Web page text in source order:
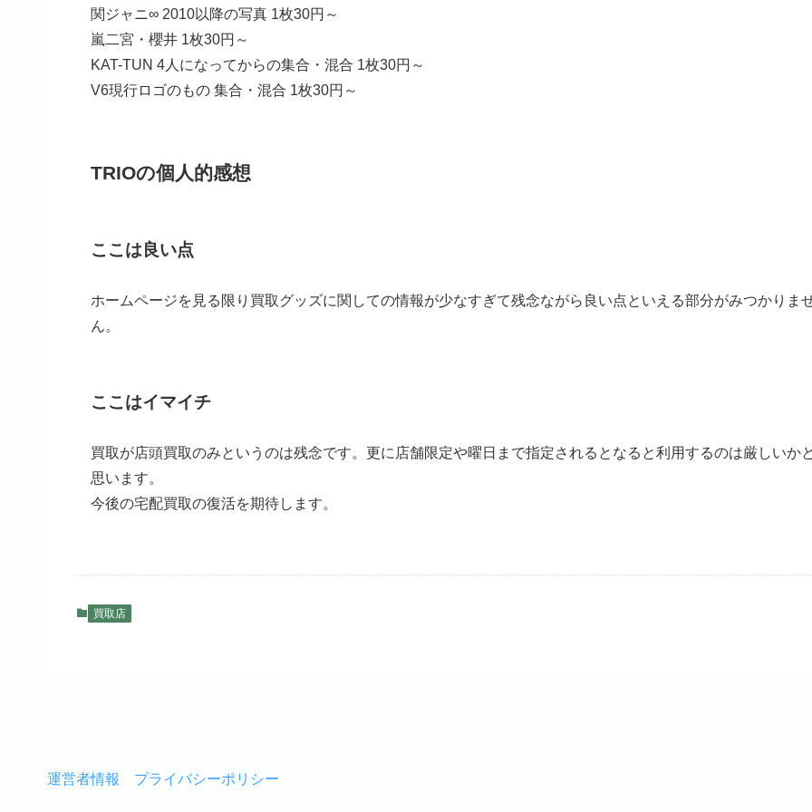
関ジャニ∞ 2010以降の写真 1枚30円～
嵐二宮・櫻井 1枚30円～
KAT-TUN 4人になってからの集合・混合 1枚30円～
V6現行ロゴのもの 集合・混合 1枚30円～
TRIOの個人的感想
ここは良い点
ホームページを見る限り買取グッズに関しての情報が少なすぎて残念ながら良い点といえる部分がみつかりま
ん。
ここはイマイチ
買取が店頭買取のみというのは残念です。更に店舗限定や曜日まで指定されるとなると利用するのは厳しいか
思います。
今後の宅配買取の復活を期待します。
買取店
運営者情報 プライバシーポリシー